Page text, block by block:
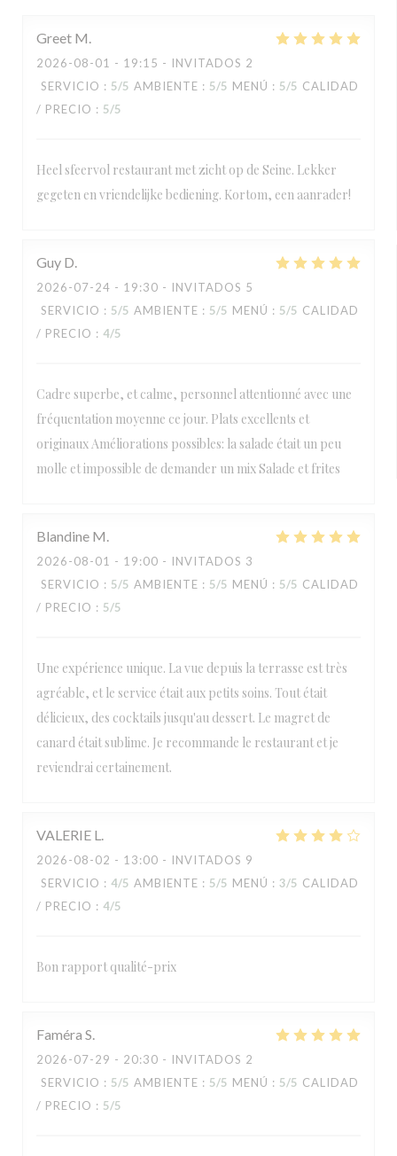
Greet M
2026-08-01 - 19:15 - INVITADOS 2
SERVICIO : 5/5 AMBIENTE : 5/5 MENÚ : 5/5 CALIDAD
/ PRECIO : 5/5
Heel sfeervol restaurant met zicht op de Seine. Lekker
gegeten en vriendelijke bediening. Kortom, een aanrader!
Guy D
2026-07-24 - 19:30 - INVITADOS 5
SERVICIO : 5/5 AMBIENTE : 5/5 MENÚ : 5/5 CALIDAD
/ PRECIO : 4/5
Cadre superbe, et calme, personnel attentionné avec une
fréquentation moyenne ce jour. Plats excellents et
originaux Améliorations possibles: la salade était un peu
molle et impossible de demander un mix Salade et frites
Blandine M
2026-08-01 - 19:00 - INVITADOS 3
SERVICIO : 5/5 AMBIENTE : 5/5 MENÚ : 5/5 CALIDAD
/ PRECIO : 5/5
Une expérience unique. La vue depuis la terrasse est très
agréable, et le service était aux petits soins. Tout était
délicieux, des cocktails jusqu'au dessert. Le magret de
canard était sublime. Je recommande le restaurant et je
reviendrai certainement.
VALERIE L
2026-08-02 - 13:00 - INVITADOS 9
SERVICIO : 4/5 AMBIENTE : 5/5 MENÚ : 3/5 CALIDAD
/ PRECIO : 4/5
Bon rapport qualité-prix
Faméra S
2026-07-29 - 20:30 - INVITADOS 2
SERVICIO : 5/5 AMBIENTE : 5/5 MENÚ : 5/5 CALIDAD
/ PRECIO : 5/5